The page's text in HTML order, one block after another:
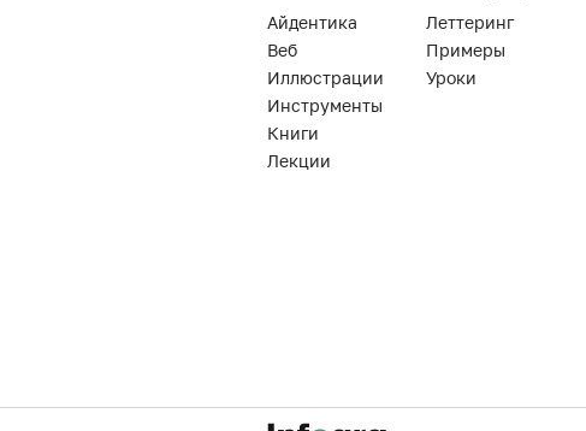
Айдентика
Веб
Иллюстрации
Инструменты
Книги
Лекции
Леттеринг
Примеры
Уроки